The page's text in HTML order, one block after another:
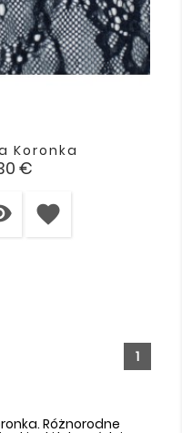
Koronka
€
favorite
1
Różnorodne